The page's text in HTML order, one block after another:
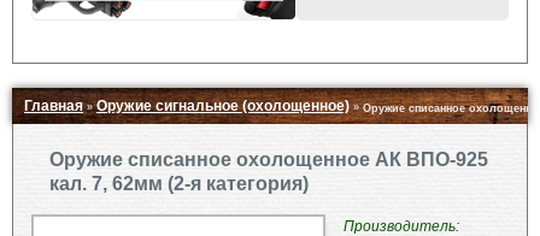
Главная»Оружие сигнальное (охолощенное) »Оружие списанное
Оружие списанное охолощенное АК ВПО-925
кал. 7, 62мм (2-я категория)
Производитель: